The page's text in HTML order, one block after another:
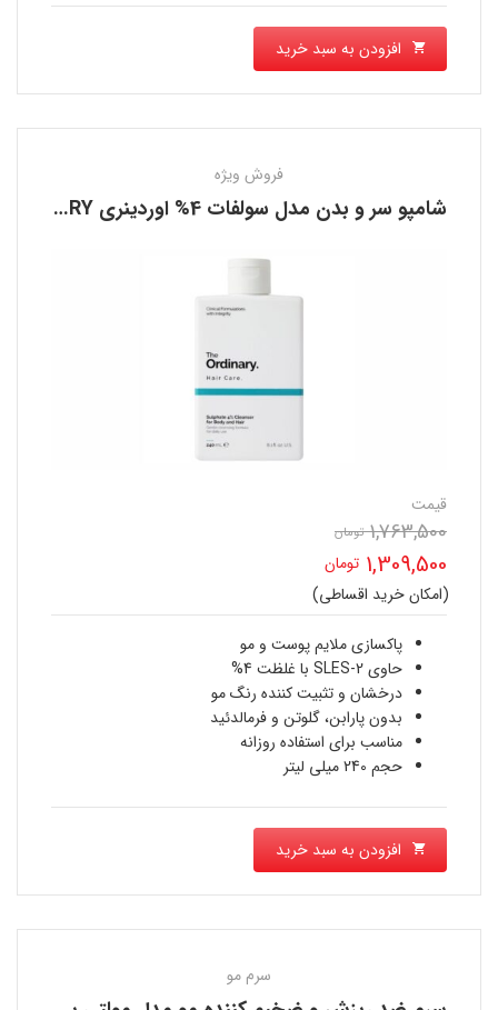
افزودن به سبد خرید
فروش ویژه
شامپو سر و بدن مدل سولفات 4% اوردینری THE ORDINARY
قیمت
1,763,500 تومان
اصلی
1,763,500 تومان
بود.
1,309,500 تومان
قیمت
فعلی
1,309,500 تومان
است.
(امکان خرید اقساطی)
پاکسازی ملایم پوست و مو
حاوی SLES-2 با غلظت 4%
درخشان و تثبیت کننده رنگ مو
بدون پارابن، گلوتن و فرمالدئید
مناسب برای استفاده روزانه
حجم 240 میلی لیتر
افزودن به سبد خرید
سرم مو